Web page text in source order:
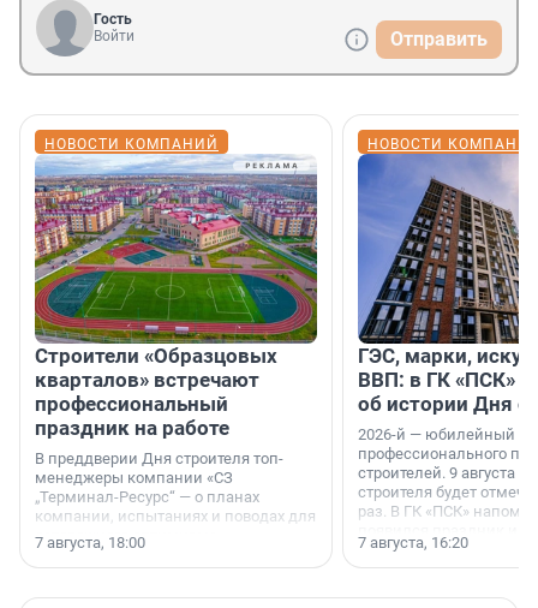
Гость
Войти
Отправить
НОВОСТИ КОМПАНИЙ
Строители «Образцовых
кварталов» встречают
профессиональный
праздник на работе
В преддверии Дня строителя топ-
менеджеры компании «СЗ
„Терминал-Ресурс“ — о планах
компании, испытаниях и поводах для
осторожного оптимизма.
7 августа, 18:00
НОВОСТИ
ГЭС, марки,
ВВП: в ГК «ПСК»
об истории Дня
2026-й — юбилейный
профессионального
строителей. 9 августа
строителя будет
раз. В ГК «ПСК»
поменялась роль
7 августа, 16:20